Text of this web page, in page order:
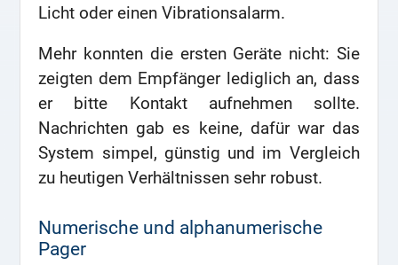
Licht oder einen Vibrationsalarm.
Mehr konnten die ersten Geräte nicht: Sie
zeigten dem Empfänger lediglich an, dass
er bitte Kontakt aufnehmen sollte.
Nachrichten gab es keine, dafür war das
System simpel, günstig und im Vergleich
zu heutigen Verhältnissen sehr robust.
Numerische und alphanumerische
Pager